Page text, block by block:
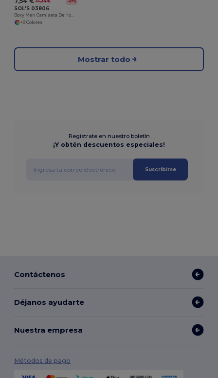
14,34 € -47%
SOL'S 03806
Boxy Men Camiseta De Hombre Oversize
+9 Colores
Mostrar todo
Regístrate en nuestro boletín
¡Y obtén descuentos especiales!
Suscribirse
Contáctenos
Déjanos ayudarte
Nuestra empresa
Métodos de pago